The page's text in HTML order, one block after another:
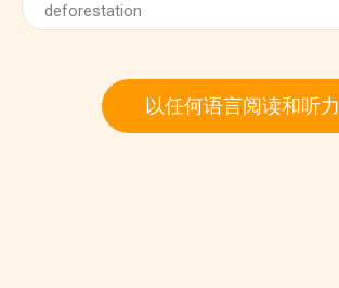
deforestation
以任何语言阅读和听力